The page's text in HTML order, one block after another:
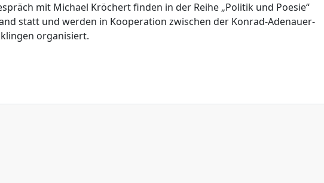
mit Michael Kröchert finden in der Reihe „Politik und Poesie“
statt und werden in Kooperation zwischen der Konrad-Adenauer-
organisiert.